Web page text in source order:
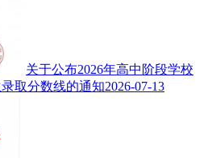
关于公布2026年高中阶段学校
取分数线的通知2026-07-13